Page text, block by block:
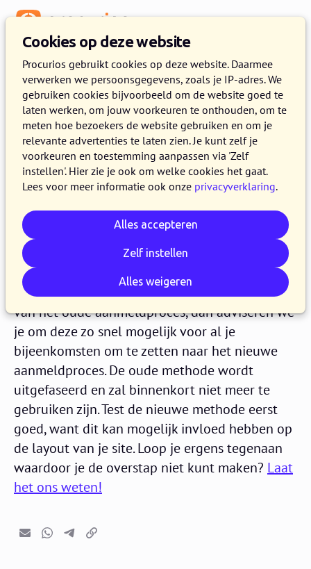
Cookies op deze website
Procurios gebruikt cookies op deze website. Daarmee
verwerken we persoonsgegevens, zoals je IP-adres. We
gebruiken cookies bijvoorbeeld om de website goed te
laten werken, om jouw voorkeuren te onthouden, om te
meten hoe bezoekers de website gebruiken en om je
relevante advertenties te laten zien. Je kunt zelf je
voorkeuren en toestemming aanpassen via 'Zelf
instellen'. Hier zie je ook om welke cookies het gaat.
Lees voor meer informatie ook onze privacyverklaring.
Alles accepteren
Zelf instellen
Alles weigeren
Release 2022.05
26 APRIL 2022 7 MINUTEN LEZEN
In de loop van donderdag 28 april 2022 maken
alle klanten op de productieversie van het
Procurios Platform gebruik van release 2022.05.
In dit blog lees je wat nieuw is en wat is
verbeterd. Kijk voor meer informatie over de
verschillende versies van het platform op de
release pagina
ofschrijf je in voor één van de
release webinars
We wijzen je er bij deze nog
eens op dat het aanmeldproces in Meeting &
Eventsis vernieuwd.Als je nog gebruikmaakt
van het oude aanmeldproces, dan adviseren we
je om deze zo snel mogelijk voor al je
bijeenkomsten om te zetten naar het nieuwe
aanmeldproces. De oude methode wordt
uitgefaseerd en zal binnenkort niet meer te
gebruiken zijn. Test de nieuwe methode eerst
goed, want dit kan mogelijk invloed hebben op
de layout van je site. Loop je ergens tegenaan
waardoor je de overstap niet kunt maken? Laat
het ons weten!
E-mailWhatsapp
TelegramKopieer link